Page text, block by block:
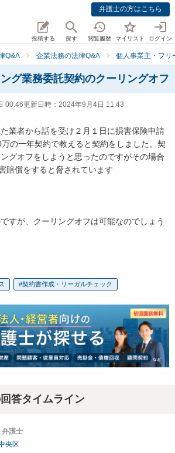
弁護士の方はこちら
投稿する 探す 閲覧履歴 マイリスト ログイン
Q&A 企業法務の法律Q&A 個人事業主・フリ
グ業務委託契約のクーリングオフ
00:46更新日時： 2024年9月4日 11:43
業者から話を受け２月１日に損害保険申請
の一年契約で教えると契約をしました。契
グオフをしようと思ったのですがその場合
賠償をすると脅されています
すが、クーリングオフは可能なのでしょう
契約書作成・リーガルチェック
答タイムライン
弁護士
央区